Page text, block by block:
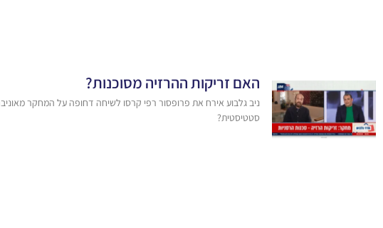
האם זריקות ההרזיה מסוכנות?
ניב גלבוע אירח את פרופסור רפי קרסו לשיחה דחופה על המחקר
סטטיסטית?